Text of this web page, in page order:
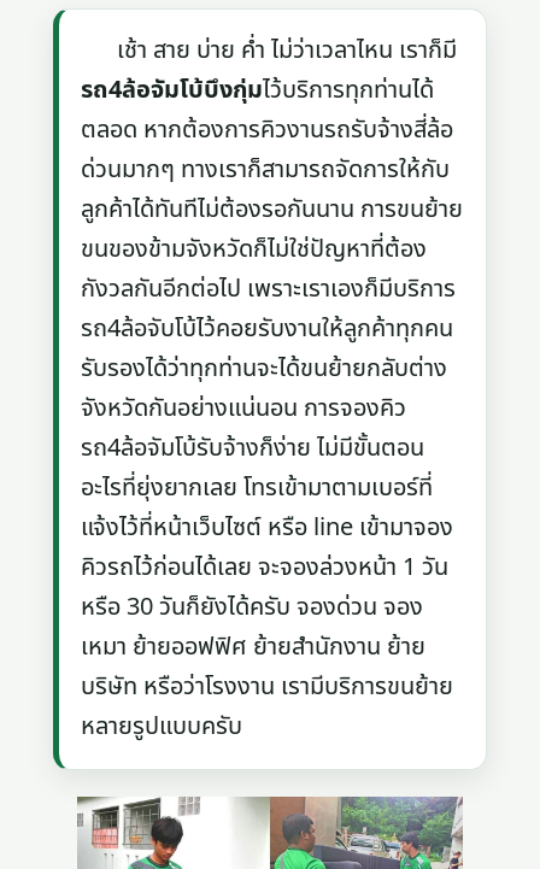
เช้า สาย บ่าย ค่ำ ไม่ว่าเวลาไหน เราก็มี
รถ4ล้อจัมโบ้บึงกุ่มไว้บริการทุกท่านได้
ตลอด หากต้องการคิวงานรถรับจ้างสี่ล้อ
ด่วนมากๆ ทางเราก็สามารถจัดการให้กับ
ลูกค้าได้ทันทีไม่ต้องรอกันนาน การขนย้าย
ขนของข้ามจังหวัดก็ไม่ใช่ปัญหาที่ต้อง
กังวลกันอีกต่อไป เพราะเราเองก็มีบริการ
รถ4ล้อจับโบ้ไว้คอยรับงานให้ลูกค้าทุกคน
รับรองได้ว่าทุกท่านจะได้ขนย้ายกลับต่าง
จังหวัดกันอย่างแน่นอน การจองคิว
รถ4ล้อจัมโบ้รับจ้างก็ง่าย ไม่มีขั้นตอน
อะไรที่ยุ่งยากเลย โทรเข้ามาตามเบอร์ที่
แจ้งไว้ที่หน้าเว็บไซต์ หรือ line เข้ามาจอง
คิวรถไว้ก่อนได้เลย จะจองล่วงหน้า 1 วัน
หรือ 30 วันก็ยังได้ครับ จองด่วน จอง
เหมา ย้ายออฟฟิศ ย้ายสำนักงาน ย้าย
บริษัท หรือว่าโรงงาน เรามีบริการขนย้าย
หลายรูปแบบครับ